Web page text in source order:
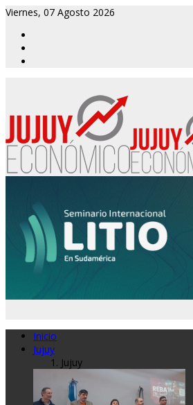
Viernes, 07 Agosto 2026
Inicio
Jujuy
Jujuy